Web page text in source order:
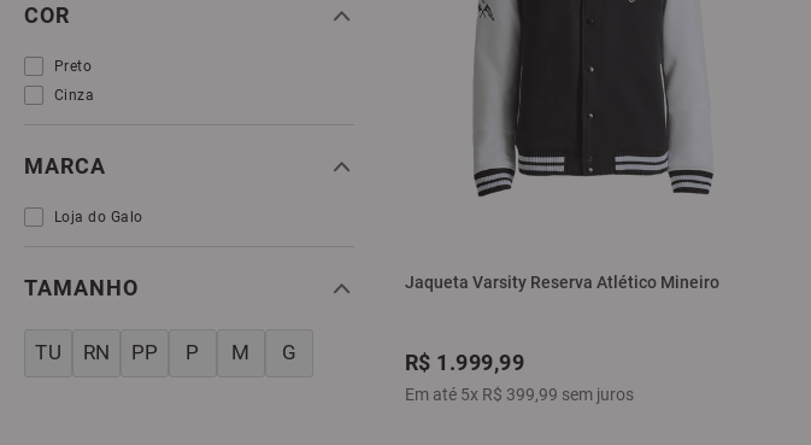
COR
Preto
Cinza
MARCA
Loja do Galo
TAMANHO
TU RN PP P M G
Jaqueta Varsity Reserva Atlético Mineiro
R$ 1 .999,99
Em até 5x R$ 399,99 sem juros